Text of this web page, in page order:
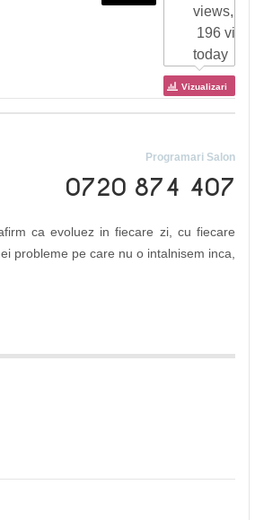
views,
196 views
today
Vizualizari
Programari Salon
0720 874 407
ca evoluez in fiecare zi, cu fiecare
probleme pe care nu o intalnisem inca,